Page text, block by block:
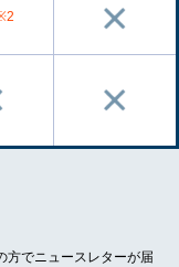
方でニュースレターが届